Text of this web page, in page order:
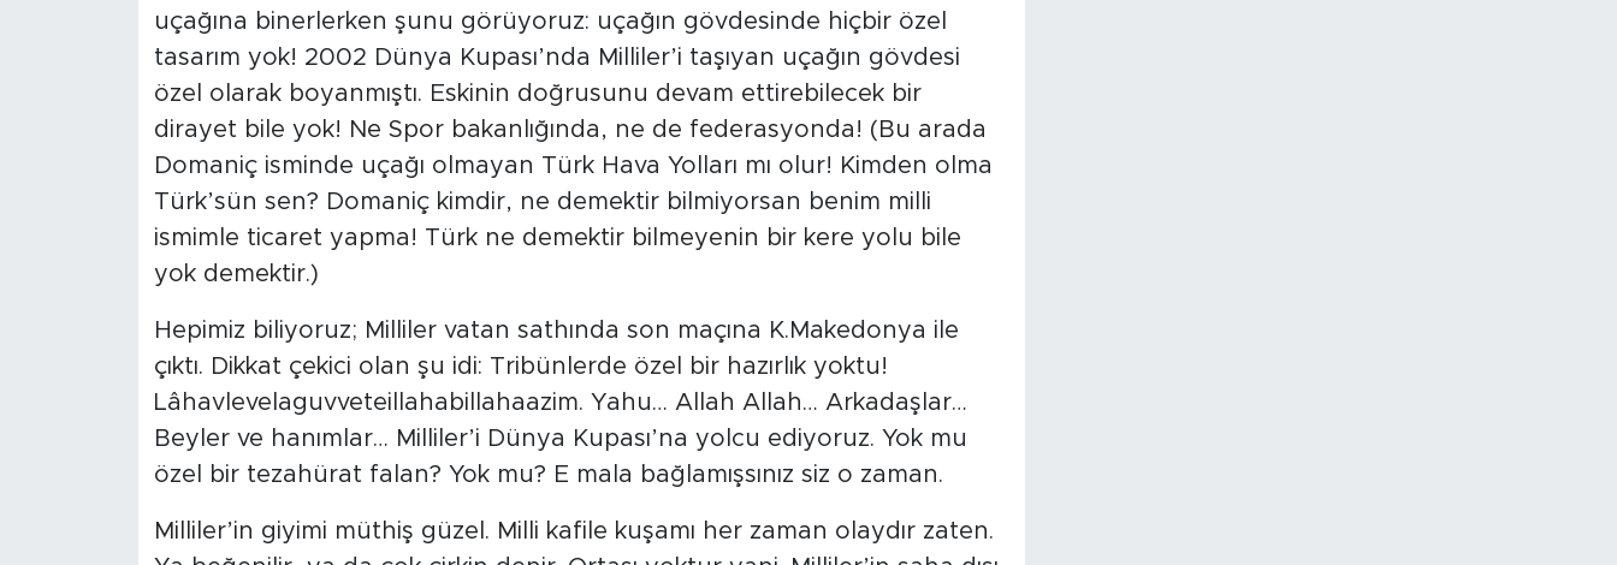
uçağına binerlerken şunu görüyoruz: uçağın gövdesinde hiçbir özel
tasarım yok! 2002 Dünya Kupası’nda Milliler’i taşıyan uçağın gövdesi
özel olarak boyanmıştı. Eskinin doğrusunu devam ettirebilecek bir
dirayet bile yok! Ne Spor bakanlığında, ne de federasyonda! (Bu arada
Domaniç isminde uçağı olmayan Türk Hava Yolları mı olur! Kimden olma
Türk’sün sen? Domaniç kimdir, ne demektir bilmiyorsan benim milli
ismimle ticaret yapma! Türk ne demektir bilmeyenin bir kere yolu bile
yok demektir.)
Hepimiz biliyoruz; Milliler vatan sathında son maçına K.Makedonya ile
çıktı. Dikkat çekici olan şu idi: Tribünlerde özel bir hazırlık yoktu!
Lâhavlevelaguvveteillahabillahaazim. Yahu… Allah Allah… Arkadaşlar…
Beyler ve hanımlar… Milliler’i Dünya Kupası’na yolcu ediyoruz. Yok mu
özel bir tezahürat falan? Yok mu? E mala bağlamışsınız siz o zaman.
Milliler’in giyimi müthiş güzel. Milli kafile kuşamı her zaman olaydır zaten.